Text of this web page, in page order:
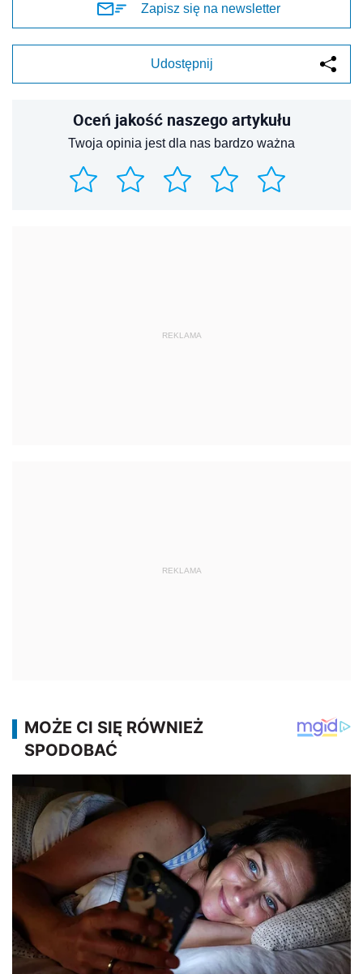
Zapisz się na newsletter
Udostępnij
Oceń jakość naszego artykułu
Twoja opinia jest dla nas bardzo ważna
REKLAMA
REKLAMA